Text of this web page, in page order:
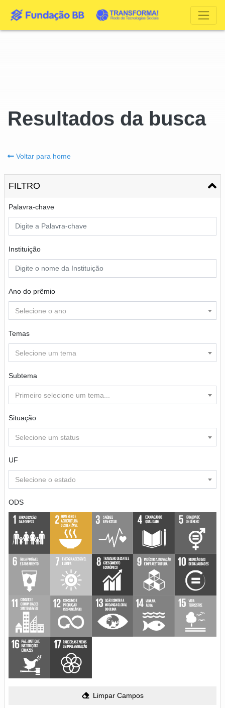
Resultados da busca
Voltar para home
FILTRO
Palavra-chave
Instituição
Ano do prêmio
Selecione o ano
Temas
Selecione um tema
Subtema
Primeiro selecione um tema...
Situação
Selecione um status
UF
Selecione o estado
ODS
Limpar Campos